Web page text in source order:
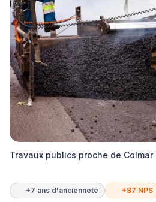
Travaux publics proche de
+7 ans d'ancienneté +87 NPS